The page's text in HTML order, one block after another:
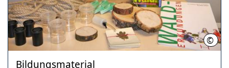
© LHH
Bildungsmaterial